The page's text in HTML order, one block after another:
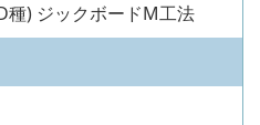
種) ジックボードM工法